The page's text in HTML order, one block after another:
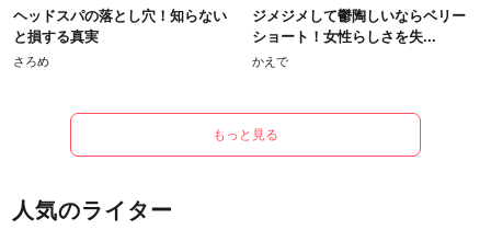
ヘッドスパの落とし穴！知らない
と損する真実
さろめ
ジメジメして鬱陶しいならベリー
ショート！女性らしさを失...
かえで
もっと見る
人気のライター